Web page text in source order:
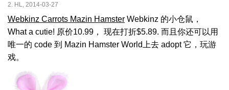
2. HL, 2014-03-27
Webkinz Carrots Mazin Hamster Webkinz 的小仓鼠，
What a cutie! 原价10.99， 现在打折$5.89. 而且你还可以用
唯一的 code 到 Mazin Hamster World上去 adopt 它，玩游
戏。